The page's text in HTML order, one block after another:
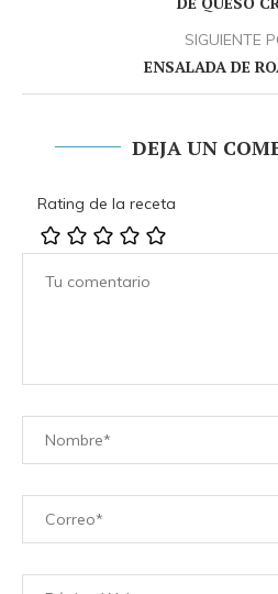
SIGUIENTE
ENSALADA DE
DEJA UN
Rating de la receta